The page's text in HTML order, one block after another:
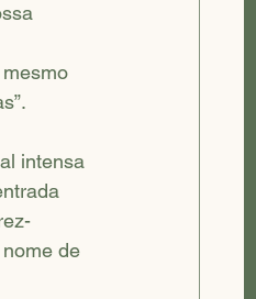
intensa
de